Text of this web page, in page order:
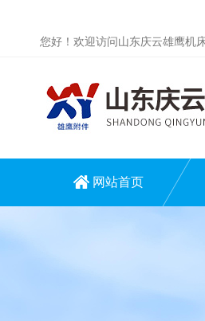
您好！欢迎访问山东庆云雄鹰机
网站首页